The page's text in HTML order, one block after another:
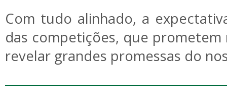
Com tudo alinhado, a
das competições, que
revelar grandes promessas do